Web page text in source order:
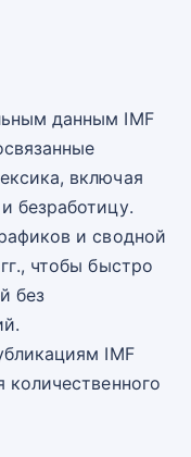
данным IMF
включая
безработицу.
и сводной
чтобы быстро
без
IMF